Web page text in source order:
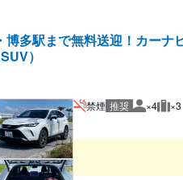
博多駅まで無料送迎！カー
）
禁煙 推奨 推奨人数
×4 推×3